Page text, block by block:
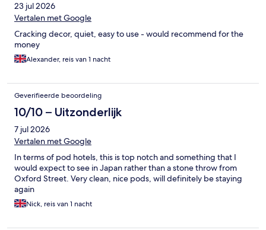
23 jul 2026
Vertalen met Google
Cracking decor, quiet, easy to use - would recommend for the
money
Alexander, reis van 1 nacht
Geverifieerde beoordeling
10/10 – Uitzonderlijk
7 jul 2026
Vertalen met Google
In terms of pod hotels, this is top notch and something that I
would expect to see in Japan rather than a stone throw from
Oxford Street. Very clean, nice pods, will definitely be staying
again
Nick, reis van 1 nacht